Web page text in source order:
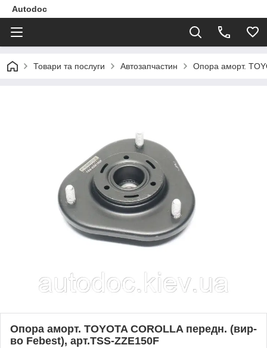
Autodoc
Товари та послуги Автозапчастин Опора аморт.
Опора аморт. TOYOTA COROLLA передн. (вир-
во Febest), арт.TSS-ZZE150F